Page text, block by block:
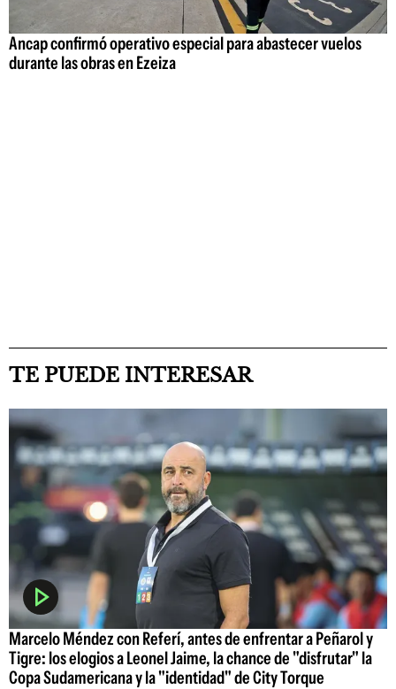
Ancap confirmó operativo especial para abastecer vuelos
durante las obras en Ezeiza
TE PUEDE INTERESAR
Marcelo Méndez con Referí, antes de enfrentar a Peñarol y
Tigre: los elogios a Leonel Jaime, la chance de "disfrutar" la
Copa Sudamericana y la "identidad" de City Torque